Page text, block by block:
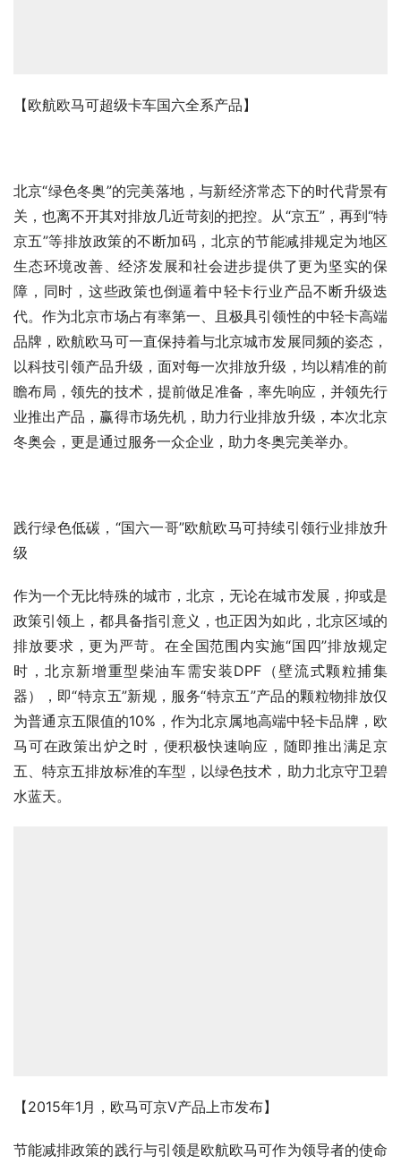
【欧航欧马可超级卡车国六全系产品】
北京“绿色冬奥”的完美落地，与新经济常态下的时代背景有
关，也离不开其对排放几近苛刻的把控。从“京五”，再到“特
京五”等排放政策的不断加码，北京的节能减排规定为地区
生态环境改善、经济发展和社会进步提供了更为坚实的保
障，同时，这些政策也倒逼着中轻卡行业产品不断升级迭
代。作为北京市场占有率第一、且极具引领性的中轻卡高端
品牌，欧航欧马可一直保持着与北京城市发展同频的姿态，
以科技引领产品升级，面对每一次排放升级，均以精准的前
瞻布局，领先的技术，提前做足准备，率先响应，并领先行
业推出产品，赢得市场先机，助力行业排放升级，本次北京
冬奥会，更是通过服务一众企业，助力冬奥完美举办。
践行绿色低碳，“国六一哥”欧航欧马可持续引领行业排放升
级
作为一个无比特殊的城市，北京，无论在城市发展，抑或是
政策引领上，都具备指引意义，也正因为如此，北京区域的
排放要求，更为严苛。在全国范围内实施“国四”排放规定
时，北京新增重型柴油车需安装DPF（壁流式颗粒捕集
器），即“特京五”新规，服务“特京五”产品的颗粒物排放仅
为普通京五限值的10%，作为北京属地高端中轻卡品牌，欧
马可在政策出炉之时，便积极快速响应，随即推出满足京
五、特京五排放标准的车型，以绿色技术，助力北京守卫碧
水蓝天。
【2015年1月，欧马可京V产品上市发布】
节能减排政策的践行与引领是欧航欧马可作为领导者的使命